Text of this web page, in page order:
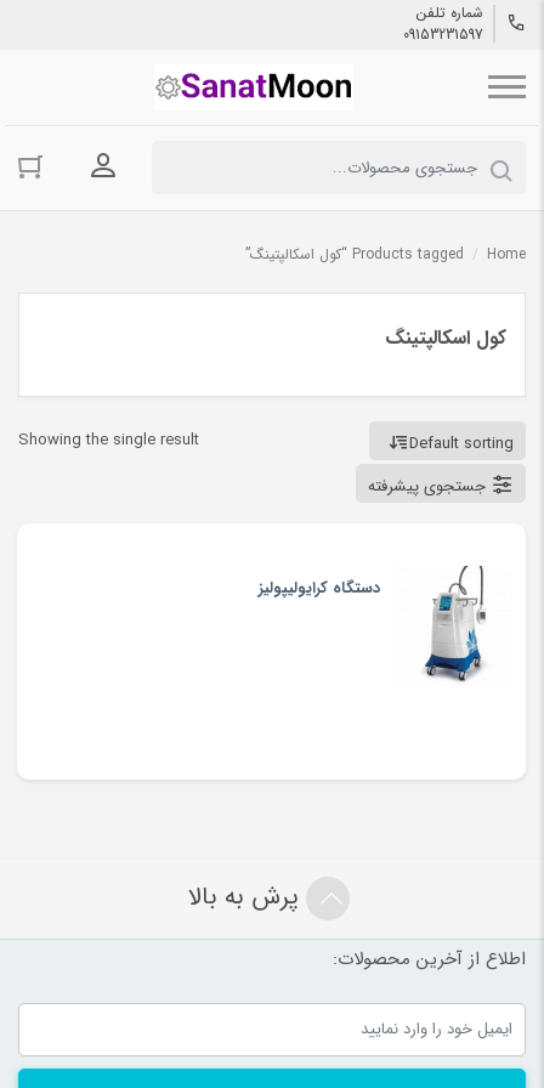
شماره تلفن
09153231597
ورود به
Home
/ Products tagged “کول اسکالپتینگ”
کول اسکالپتینگ
Showing the single result
Default sorting
جستجوی پیشرفته
دستگاه کرایولیپولیز
پرش به بالا
اطلاع از آخرین محصولات: